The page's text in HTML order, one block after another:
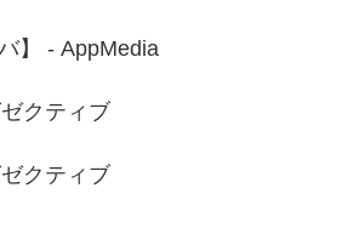
】 - AppMedia
クティブ
クティブ